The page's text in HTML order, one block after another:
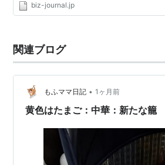
biz-journal.jp
関連ブログ
もふママ日記 • 1ヶ月前
黄色はたまご：中華：新たな籠